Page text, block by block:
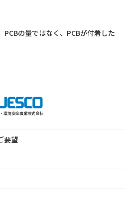
の量ではなく、PCBが付着した
環境安全事業株式会社
要望